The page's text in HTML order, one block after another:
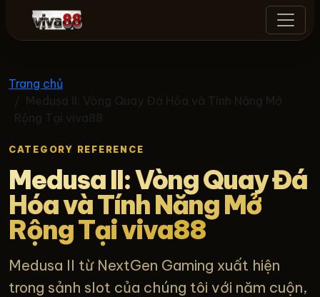
viva88
Trang chủ
Medusa II: Vòng Quay Đá Hóa và Tính Năng Mở
Rộng Tại viva88
CATEGORY REFERENCE
Medusa II: Vòng Quay Đá
Hóa và Tính Năng Mở
Rộng Tại viva88
Medusa II từ NextGen Gaming xuất hiện
trong sảnh slot của chúng tôi với năm cuộn,